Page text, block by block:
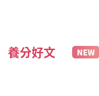
養分好文